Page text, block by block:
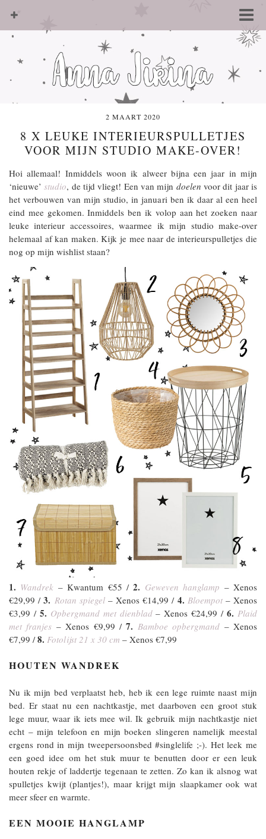
2 MAART 2020
8 X LEUKE INTERIEURSPULLETJES
VOOR MIJN STUDIO MAKE-OVER!
Hoi allemaal! Inmiddels woon ik alweer bijna een jaar in mijn
‘nieuwe’studio, de tijd vliegt! Een van mijn doelen voor dit jaar is
het verbouwen van mijn studio, in januari ben ik daar al een heel
eind mee gekomen. Inmiddels ben ik volop aan het zoeken naar
leuke interieur accessoires, waarmee ik mijn studio make-over
helemaal af kan maken. Kijk je mee naar de interieurspulletjes die
nog op mijn wishlist staan?
1. Wandrek – Kwantum €55 /2. Geweven hanglamp – Xenos
€29,99 /3. Rotan spiegel– Xenos €14,99 /4. Bloempot– Xenos
€3,99 / 5. Opbergmand met dienblad– Xenos €24,99 /6. Plaid
met franjes – Xenos €9,99 /7. Bamboe opbergmand – Xenos
€7,99 /8. Fotolijst 21 x 30 cm – Xenos €7,99
HOUTEN WANDREK
Nu ik mijn bed verplaatst heb, heb ik een lege ruimte naast mijn
bed. Er staat nu een nachtkastje, met daarboven een groot stuk
lege muur, waar ik iets mee wil. Ik gebruik mijn nachtkastje niet
echt – mijn telefoon en mijn boeken slingeren namelijk meestal
ergens rond in mijn tweepersoonsbed #singlelife ;-). Het leek me
een goed idee om het stuk muur te benutten door er een leuk
houten rekje of laddertje tegenaan te zetten. Zo kan ik alsnog wat
spulletjes kwijt (plantjes!), maar krijgt mijn slaapkamer ook wat
meer sfeer en warmte.
EEN MOOIE HANGLAMP